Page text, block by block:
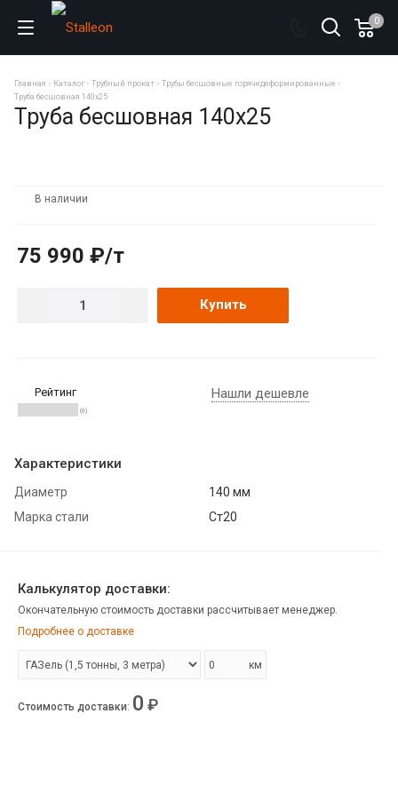
0
Главная Каталог Трубный прокат
Трубы бесшовные горячедеформированные
Труба бесшовная 140х25
Труба бесшовная 140х25
В наличии
75 990 ₽/т
Купить
Рейтинг
(0)
Нашли дешевле
Характеристики
Диаметр
140 мм
Марка стали
Ст20
Калькулятор доставки:
Окончательную стоимость доставки рассчитывает менеджер.
Подробнее о доставке
км
Стоимость доставки: 0 ₽